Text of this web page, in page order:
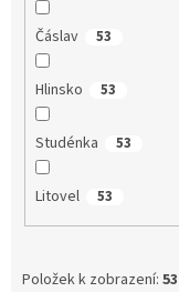
Čáslav 53
Hlinsko 53
Studénka 53
Litovel 53
Položek k zobrazení: 53